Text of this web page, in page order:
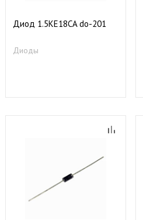
Диод 1.5KE18CA do-201
Диоды